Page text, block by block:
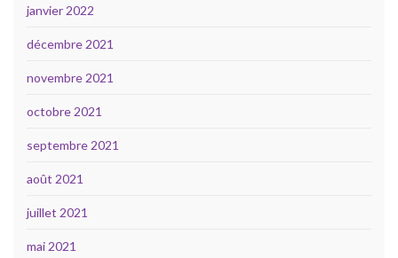
janvier 2022
décembre 2021
novembre 2021
octobre 2021
septembre 2021
août 2021
juillet 2021
mai 2021